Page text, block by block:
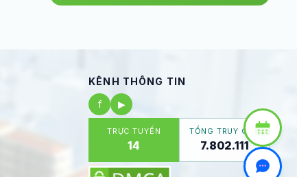
KÊNH THÔNG TIN
f
▶
TRỰC TUYẾN
14
TỔNG TRUY CẬP
7.802.111